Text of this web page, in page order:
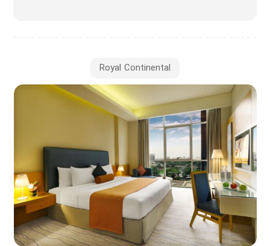
Royal Continental